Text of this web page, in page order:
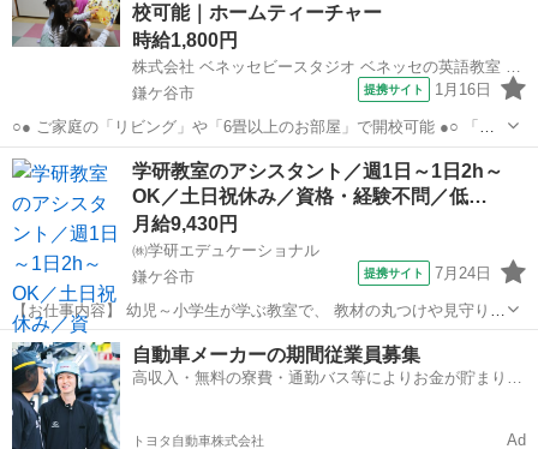
お手伝い！ ※開校...校可能｜ホームティーチャー
時給1,800円
株式会社 ベネッセビースタジオ ベネッセの英語教室 BE studio
鎌ケ谷市
提携サイト 1月16日
○● ご家庭の「リビング」や「6畳以上のお部屋」で開校可能 ●○ 「そ
んなに大きなお部屋なんてないし…」そんな方でも大歓迎！ ベネッセ
ビースタジオのホームティーチャーは 普通のおうちの「リビング」や
「和室」での開校も多数！ ...
千葉 鎌ケ谷市 その他
学研教室のアシスタント／週1日～1日2h～
OK／土日祝休み／資格・経験不問／低…
月給9,430円
㈱学研エデュケーショナル
鎌ケ谷市
提携サイト 7月24日
【お仕事内容】 幼児～小学生が学ぶ教室で、 教材の丸つけや見守りを
行うお仕事です。 学習のサポート役として、子どもたちの成長を そば
で見守っていきましょう。 ★教材の採点・サポート
────────────────── ・...
千葉 鎌ケ谷市 その他
自動車メーカーの期間従業員募集
高収入・無料の寮費・通勤バス等によりお金が貯まりや
トヨタ自動車株式会社 Ad